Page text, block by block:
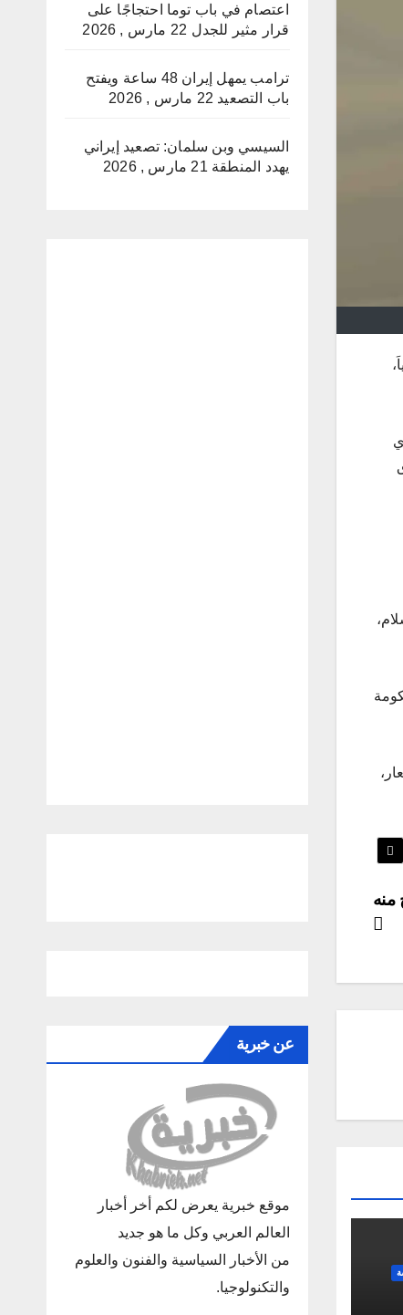
منه
اعتصام في باب توما احتجاجًا على
قرار مثير للجدل 22 مارس , 2026
ترامب يمهل إيران 48 ساعة ويفتح
باب التصعيد 22 مارس , 2026
السيسي وبن سلمان: تصعيد إيراني
يهدد المنطقة 21 مارس , 2026
عن خبرية
موقع خبرية يعرض لكم أخر أخبار
العالم العربي وكل ما هو جديد
من الأخبار السياسية والفنون والعلوم
والتكنولوجيا.